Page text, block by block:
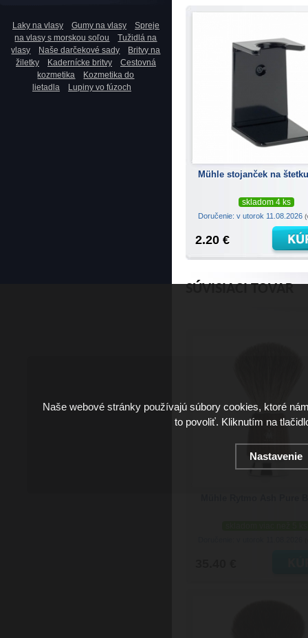
Laky na vlasy Gumy na vlasy
Spreje
na vlasy s morskou soľou
Tužidlá na
vlasy
Naše darčekové sady
Britvy na
žiletky
Kadernícke britvy
Cestovná
kozmetika
Kozmetika do
lietadla
Lupiny vo fúzoch
Mühle stojanček na
skladom 4 ks
Doručenie: v utorok 11.08.2026
2.20 €
SÚVISIACI TOVAR
Naše webové stránky používajú súbory cookies, ktoré
to povoliť. Kliknutím na
Nastavenie